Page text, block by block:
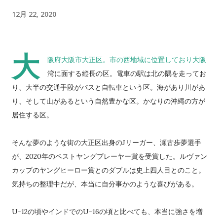
12月 22, 2020
大
阪府大阪市大正区。市の西地域に位置しており大阪
湾に面する縦長の区。電車の駅は北の隅を走ってお
り、大半の交通手段がバスと自転車という区。海があり川があ
り、そして山があるという自然豊かな区。かなりの沖縄の方が
居住する区。
そんな夢のような街の大正区出身のJリーガー、瀬古歩夢選手
が、2020年のベストヤングプレーヤー賞を受賞した。ルヴァン
カップのヤングヒーロー賞とのダブルは史上四人目とのこと。
気持ちの整理中だが、本当に自分事かのような喜びがある。
U-12の頃やインドでのU-16の頃と比べても、本当に強さを増